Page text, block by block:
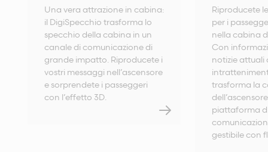
Una vera attrazione in cabina:
il DigiSpecchio trasforma lo
specchio della cabina in un
canale di comunicazione di
grande impatto. Riproducete i
vostri messaggi nell’ascensore
e sorprendete i passeggeri
con l’effetto 3D.
Riproducete
per i
nella cabina
Con
notizie attuali
trasforma la
piattaforma
gestibile con